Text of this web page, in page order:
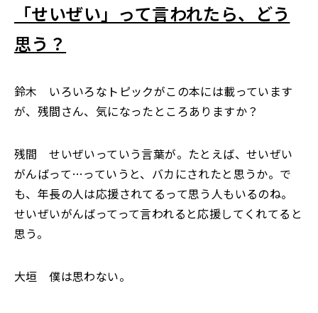
「せいぜい」って言われたら、どう
思う？
鈴木 いろいろなトピックがこの本には載っています
が、残間さん、気になったところありますか？
残間 せいぜいっていう言葉が。たとえば、せいぜい
がんばって…っていうと、バカにされたと思うか。で
も、年長の人は応援されてるって思う人もいるのね。
せいぜいがんばってって言われると応援してくれてると
思う。
大垣 僕は思わない。